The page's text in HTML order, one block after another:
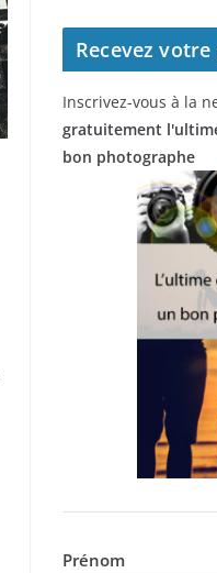
Recevez
Inscrivez-vous à la
gratuitement
bon photographe
Prénom